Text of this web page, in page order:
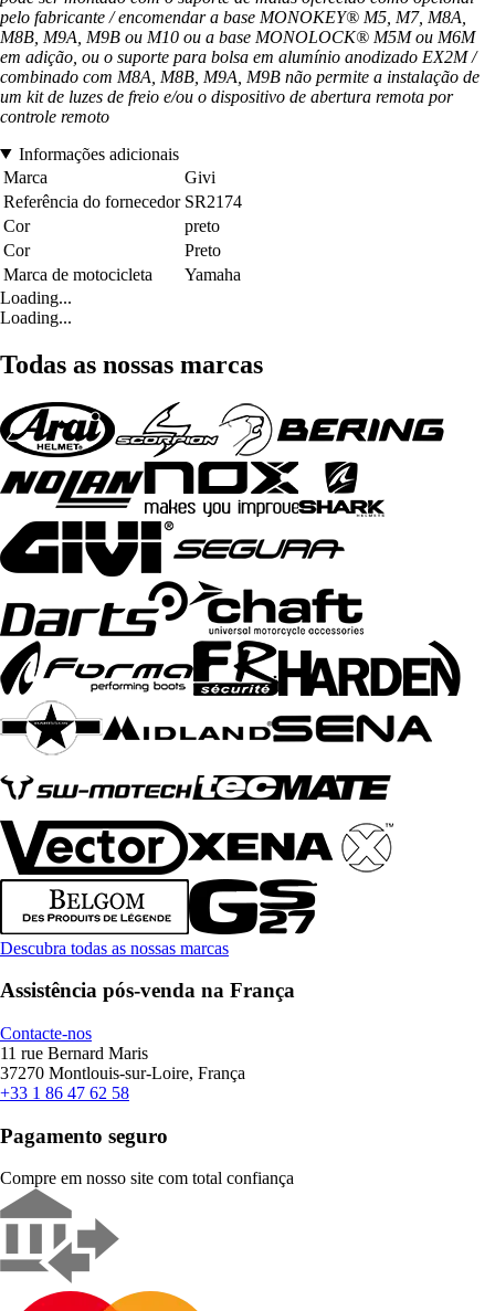
pelo fabricante / encomendar a base MONOKEY® M5, M7, M8A,
M8B, M9A, M9B ou M10 ou a base MONOLOCK® M5M ou M6M
em adição, ou o suporte para bolsa em alumínio anodizado EX2M /
combinado com M8A, M8B, M9A, M9B não permite a instalação de
um kit de luzes de freio e/ou o dispositivo de abertura remota por
controle remoto
Informações adicionais
Marca
Givi
Referência do fornecedor SR2174
Cor
preto
Cor
Preto
Marca de motocicleta
Yamaha
Loading...
Loading...
Todas as nossas marcas
Descubra todas as nossas marcas
Assistência pós-venda na França
Contacte-nos
11 rue Bernard Maris
37270 Montlouis-sur-Loire, França
+33 1 86 47 62 58
Pagamento seguro
Compre em nosso site com total confiança